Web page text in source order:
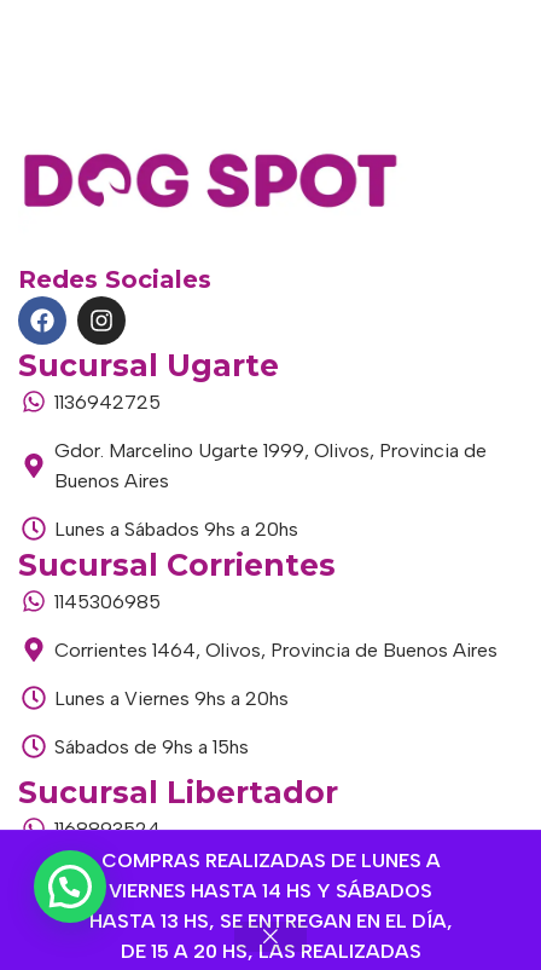
COMPRAS REALIZADAS DE LUNES A
VIERNES HASTA 14 HS Y SÁBADOS
HASTA 13 HS, SE ENTREGAN EN EL DÍA,
DE 15 A 20 HS, LAS REALIZADAS
Redes Sociales
Sucursal Ugarte
1136942725
Gdor. Marcelino Ugarte 1999, Olivos, Provincia de
Buenos Aires
Lunes a Sábados 9hs a 20hs
Sucursal Corrientes
1145306985
Corrientes 1464, Olivos, Provincia de Buenos Aires
Lunes a Viernes 9hs a 20hs
Sábados de 9hs a 15hs
Sucursal Libertador
1168893524
Av. del Libertador 1915, Vte. López, Provincia de
Buenos Aires
Lunes a Viernes de 9hs a 13hs / 16hs a 20hs